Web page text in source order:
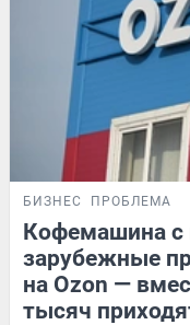
БИЗНЕС ПРОБЛЕМА
Кофемашина с
зарубежные
на Ozon —
тысяч